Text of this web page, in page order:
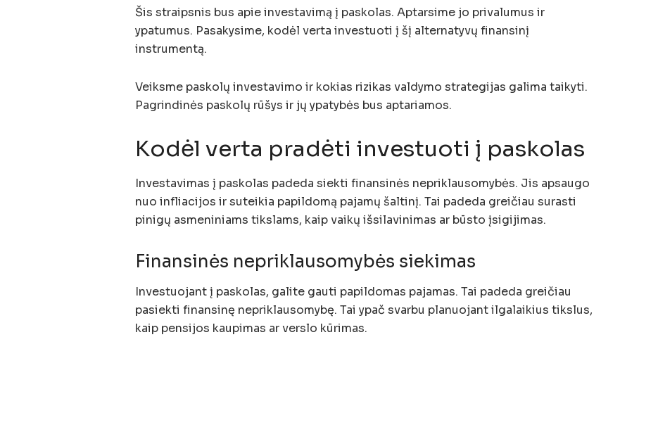
Šis straipsnis bus apie investavimą į paskolas. Aptarsime jo privalumus ir
ypatumus. Pasakysime, kodėl verta investuoti į šį alternatyvų finansinį
instrumentą.
Veiksme paskolų investavimo ir kokias rizikas valdymo strategijas galima taikyti.
Pagrindinės paskolų rūšys ir jų ypatybės bus aptariamos.
Kodėl verta pradėti investuoti į paskolas
Investavimas į paskolas padeda siekti finansinės nepriklausomybės. Jis apsaugo
nuo infliacijos ir suteikia papildomą pajamų šaltinį. Tai padeda greičiau surasti
pinigų asmeniniams tikslams, kaip vaikų išsilavinimas ar būsto įsigijimas.
Finansinės nepriklausomybės siekimas
Investuojant į paskolas, galite gauti papildomas pajamas. Tai padeda greičiau
pasiekti finansinę nepriklausomybę. Tai ypač svarbu planuojant ilgalaikius tikslus,
kaip pensijos kaupimas ar verslo kūrimas.